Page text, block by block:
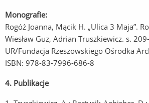
Monografie:
Rogóż Joanna, Mącik H. „Ulica 3 Maja”.
Wiesław Guz, Adrian Truszkiewicz. s.
UR/Fundacja Rzeszowskiego Ośrodka
ISBN: 978-83-7996-686-8
4. Publikacje